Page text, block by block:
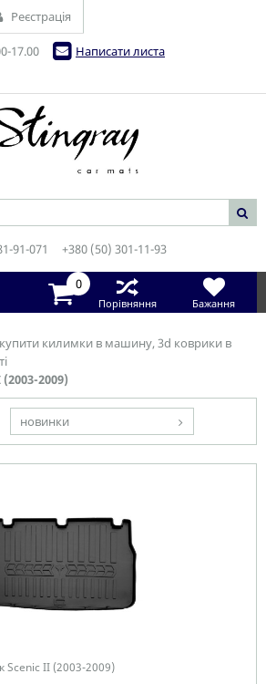
килимки в машину, 3d коврики в
2009)
новинки
Scenic II (2003-2009)
17.00
Написати листа
Реєстрація
91-071 +380 (50) 301-11-93
0
Порівняння Бажання